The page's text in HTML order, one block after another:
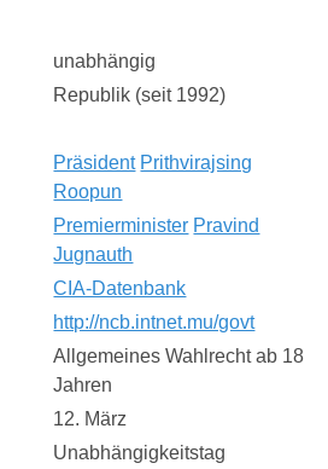
unabhängig
Republik (seit 1992)
Präsident Prithvirajsing
Roopun
Premierminister Pravind
Jugnauth
CIA-Datenbank
http://ncb.intnet.mu/govt
Allgemeines Wahlrecht ab 18
Jahren
12. März
Unabhängigkeitstag